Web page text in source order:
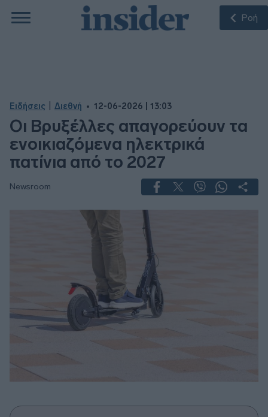
Ροή
Ειδήσεις Διεθνή 12-06-2026 | 13:03
Οι Βρυξέλλες απαγορεύουν τα
ενοικιαζόμενα ηλεκτρικά
πατίνια από το 2027
Newsroom